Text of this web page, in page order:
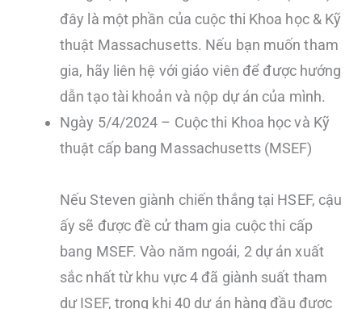
đây là một phần của cuộc thi Khoa học & Kỹ
thuật Massachusetts. Nếu bạn muốn tham
gia, hãy liên hệ với giáo viên để được hướng
dẫn tạo tài khoản và nộp dự án của mình.
Ngày 5/4/2024 – Cuộc thi Khoa học và Kỹ
thuật cấp bang Massachusetts (MSEF)
Nếu Steven giành chiến thắng tại HSEF, cậu
ấy sẽ được đề cử tham gia cuộc thi cấp
bang MSEF. Vào năm ngoái, 2 dự án xuất
sắc nhất từ khu vực 4 đã giành suất tham
dự ISEF, trong khi 40 dự án hàng đầu được